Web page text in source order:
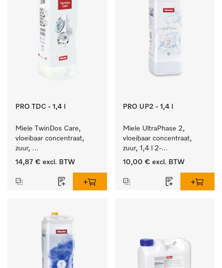
PRO TDC - 1,4 l
Miele TwinDos Care,
vloeibaar concentraat,
zuur,
1,4 l Reinigingsmiddel
doseersysteem.
14,87 € excl. BTW
PRO UP2 - 1,4 l
Miele UltraPhase 2,
vloeibaar concentraat,
zuur, 1,4 l 2-
componentenwasmiddel
wasgoed.
10,00 € excl. BTW